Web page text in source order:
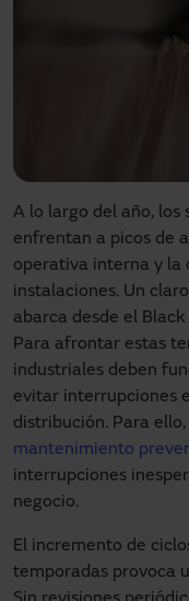
A lo largo del año, los
enfrentan a picos de
operativa interna y la
instalaciones. Un
abarca desde el
Para afrontar estas
industriales deben
evitar interrupciones
distribución. Para
mantenimiento
interrupciones
negocio.
El incremento de
temporadas provoca